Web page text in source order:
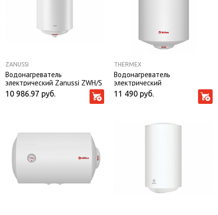
ZANUSSI
Водонагреватель
электрический Zanussi ZWH/S
80 Lorica
10 986.97 руб.
THERMEX
Водонагреватель
электрический
аккумуляционный бытовой
THERMEX TitaniumHeat 80 V
11 490 руб.